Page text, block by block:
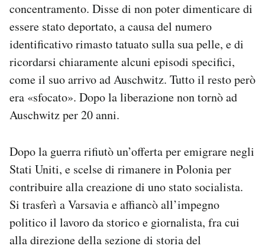
concentramento. Disse di non poter dimenticare di
essere stato deportato, a causa del numero
identificativo rimasto tatuato sulla sua pelle, e di
ricordarsi chiaramente alcuni episodi specifici,
come il suo arrivo ad Auschwitz. Tutto il resto però
era «sfocato». Dopo la liberazione non tornò ad
Auschwitz per 20 anni.
Dopo la guerra rifiutò un’offerta per emigrare negli
Stati Uniti, e scelse di rimanere in Polonia per
contribuire alla creazione di uno stato socialista.
Si trasferì a Varsavia e affiancò all’impegno
politico il lavoro da storico e giornalista, fra cui
alla direzione della sezione di storia del